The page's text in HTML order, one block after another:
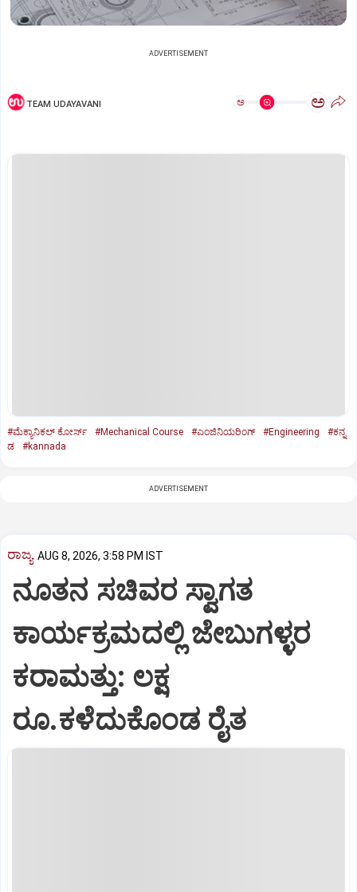
ADVERTISEMENT
TEAM UDAYAVANI ಅ ಅ
#ಮೆಕ್ಯಾನಿಕಲ್‌ ಕೋರ್ಸ್‌ #Mechanical Course #ಎಂಜಿನಿಯರಿಂಗ್‌ #Engineering
#ಕನ್ನ
ಡ
#kannada
ADVERTISEMENT
ರಾಜ್ಯ AUG 8, 2026, 3:58 PM IST
ನೂತನ ಸಚಿವರ ಸ್ವಾಗತ
ಕಾರ್ಯಕ್ರಮದಲ್ಲಿ ಜೇಬುಗಳ್ಳರ
ಕರಾಮತ್ತು: ಲಕ್ಷ
ರೂ.ಕಳೆದುಕೊಂಡ ರೈತ